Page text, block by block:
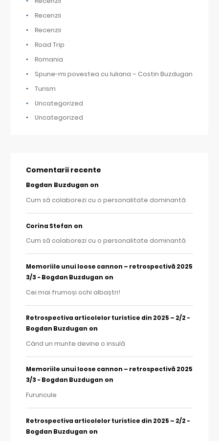
Recenzii
Recenzii
Road Trip
Romania
Spune-mi povestea cu Iuliana – Costin Buzdugan
Turism
Uncategorized
Uncategorized
Comentarii recente
Bogdan Buzdugan on
Cum să colaborezi cu o personalitate dominantă
Corina Stefan on
Cum să colaborezi cu o personalitate dominantă
Memoriile unui loose cannon – retrospectivă 2025
3/3 - Bogdan Buzdugan on
Cei mai frumoși ochi albaștri!
Retrospectiva articolelor turistice din 2025 – 2/2 -
Bogdan Buzdugan on
Când un munte devine o insulă
Memoriile unui loose cannon – retrospectivă 2025
3/3 - Bogdan Buzdugan on
Furuncule
Retrospectiva articolelor turistice din 2025 – 2/2 -
Bogdan Buzdugan on